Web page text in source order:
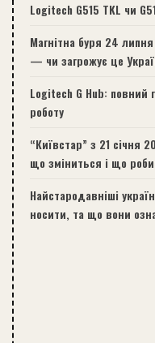
Logitech G515 TKL чи
Магнітна буря 24
— чи загрожує це
Logitech G Hub: повний
роботу
“Київстар” з 21 січня
що зміниться і що
Найстародавніші
носити, та що вони